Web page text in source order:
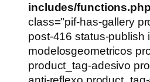
includes/functions.php
class="pif-has-gallery
post-416 status-publish
modelosgeometricos
product_tag-adesivo